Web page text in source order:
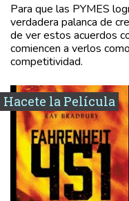
Para que las PYMES
verdadera palanca de
de ver estos acuerdos
comiencen a verlos
competitividad.
Hacete la Película